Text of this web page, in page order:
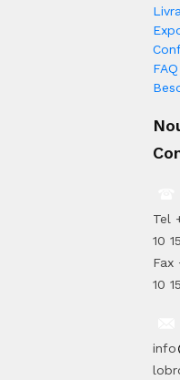
FAQ
Tel
10
Fax
10
info